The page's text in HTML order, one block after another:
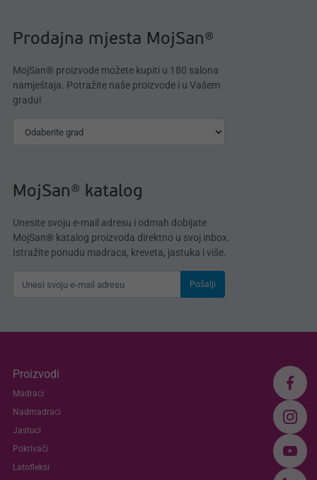
Prodajna mjesta MojSan®
MojSan® proizvode možete kupiti u 180 salona
namještaja. Potražite naše proizvode i u Vašem
gradu!
MojSan® katalog
Unesite svoju e-mail adresu i odmah dobijate
MojSan® katalog proizvoda direktno u svoj inbox.
Istražite ponudu madraca, kreveta, jastuka i više.
Pošalji
Proizvodi
Madraci
Nadmadraci
Jastuci
Pokrivači
Latofleksi